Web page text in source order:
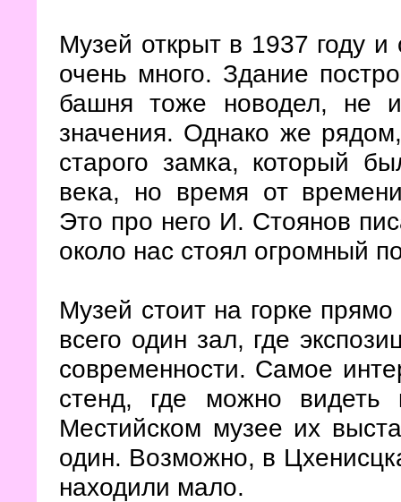
Музей открыт в 1937 году и
очень много. Здание
башня тоже новодел, не
значения. Однако же
старого замка, который
века, но время от
Это про него И. Стоянов
около нас стоял огромный
Музей стоит на горке
всего один зал, где
современности. Самое
стенд, где можно видеть
Местийском музее их
один. Возможно, в
находили мало.